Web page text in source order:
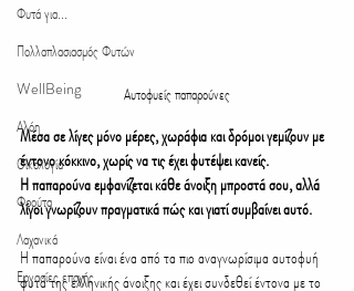
Φυτά για...
Πολλαπλασιασμός Φυτών
WellBeing
Αλόη
Οικολογία
Φρούτα
Λαχανικά
Εργασίες εποχής
Αυτοφυείς παπαρούνες
Μέσα σε λίγες μόνο μέρες, χωράφια και δρόμοι γεμίζουν με
έντονο κόκκινο, χωρίς να τις έχει φυτέψει κανείς.
Η παπαρούνα εμφανίζεται κάθε άνοιξη μπροστά σου, αλλά
λίγοι γνωρίζουν πραγματικά πώς και γιατί συμβαίνει αυτό.
Η παπαρούνα είναι ένα από τα πιο αναγνωρίσιμα αυτοφυή
φυτά της ελληνικής άνοιξης και έχει συνδεθεί έντονα με το